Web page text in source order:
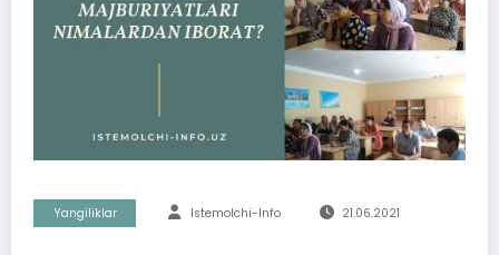
Yangiliklar Istemolchi-Info 21.06.2021